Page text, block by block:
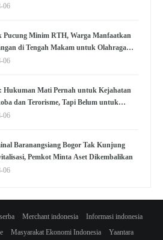
06
Pucung Minim RTH, Warga Manfaatkan
di Tengah Makam untuk Olahraga
06
Hukuman Mati Pernah untuk Kejahatan
dan Terorisme, Tapi Belum untuk
06
Baranangsiang Bogor Tak Kunjung
Pemkot Minta Aset Dikembalikan
06
Merchant indonesia
Informasi indonesia
Masyarakat Ekonomi Indonesia Yaantara